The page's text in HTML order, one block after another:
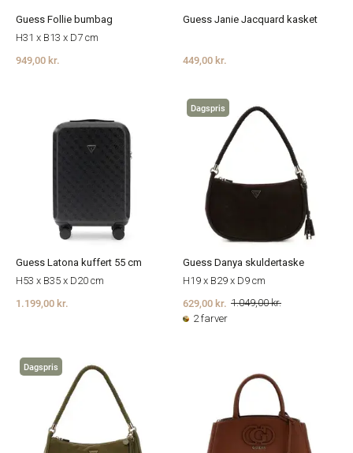
Guess Follie bumbag
H31 x B13 x D7 cm
949,00 kr.
Guess Janie Jacquard kasket
449,00 kr.
Guess Latona kuffert 55 cm
H53 x B35 x D20 cm
1.199,00 kr.
Dagspris
Guess Danya skuldertaske
H19 x B29 x D9 cm
1.049,00 kr.
629,00 kr.
2 farver
Dagspris